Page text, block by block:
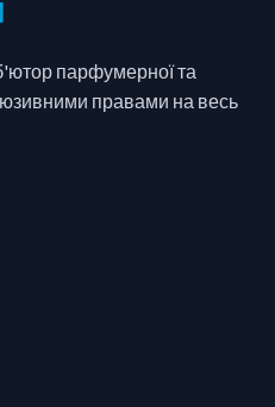
парфумерної та
правами на весь